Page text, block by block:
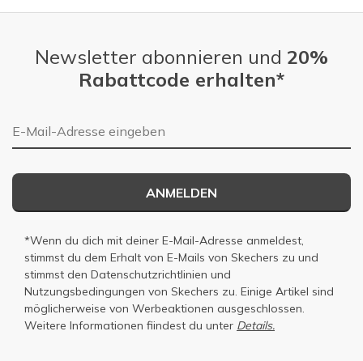
Newsletter abonnieren und 20%
Rabattcode erhalten*
E-Mail-Adresse
ANMELDEN
*Wenn du dich mit deiner E-Mail-Adresse anmeldest,
stimmst du dem Erhalt von E-Mails von Skechers zu und
stimmst den Datenschutzrichtlinien und
Nutzungsbedingungen von Skechers zu. Einige Artikel sind
möglicherweise von Werbeaktionen ausgeschlossen.
Weitere Informationen fiindest du unter Details.